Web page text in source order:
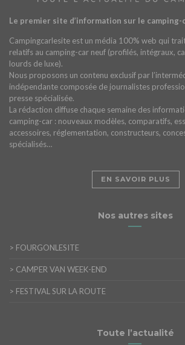
Le premier site d’information sur le camping-
Campingcarlesite est un média 100% web qui
relatifs au camping-car neuf (profilés, intégraux,
lourds de luxe).
Nous proposons un contenu exclusif par
indépendante composée de journalistes
presse spécialisée.
La rédaction diffuse chaque semaine des
camping-car : nouveaux modèles, comparatifs,
accessoires, réglementation, constructeurs,
spécialisés…
EN SAVOIR PLUS
Nos autres sites
> FOURGONLESITE
> CAMPER VAN WEEK-END
> FESTIVAL SUR LA ROUTE
Toute l’actualité